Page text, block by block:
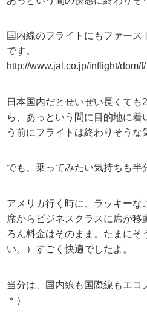
国内線のフライトにもファース
です。
http://www.jal.co.jp/inflight/dom/f/
日本国内だとせいぜい長くて
ら、あっという間に目的地に着
う前にフライトは終わりそうな
でも、乗ってみたい気持ちも半
アメリカ行く時に、ラッキーな
席からビジネスクラスに席が移
ろん料金はそのまま。たまにそ
い。）すごく快適でしたよ。
当分は、国内線も国際線もエコ
＊）